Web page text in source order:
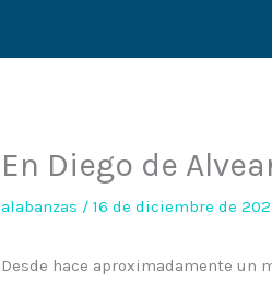
En Diego de
alabanzas /16 de diciembre de
Desde hace aproximadamente un